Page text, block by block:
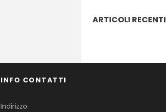
ARTICOLI RECENTI
INFO CONTATTI
Indirizzo: